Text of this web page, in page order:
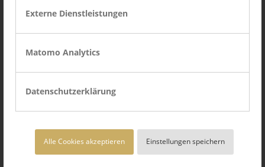
Externe Dienstleistungen
Matomo Analytics
Datenschutzerklärung
Alle Cookies akzeptieren Einstellungen speichern
AUSBILDUNGSFORUM